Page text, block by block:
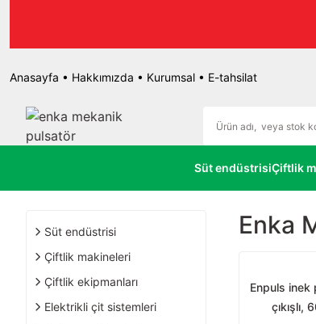
Anasayfa • Hakkımızda • Kurumsal • E-tahsilat
Süt endüstrisiÇiftlik
Süt endüstrisi
Çiftlik makineleri
Çiftlik ekipmanları
Elektrikli çit sistemleri
Enka
Enpuls inek
çıkışlı,